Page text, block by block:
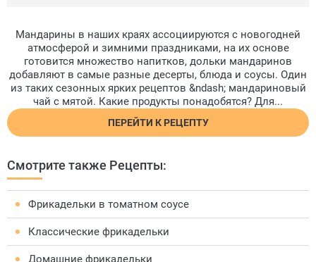
Мандарины в наших краях ассоциируются с новогодней
атмосферой и зимними праздниками, на их основе
готовится множество напитков, дольки мандаринов
добавляют в самые разные десерты, блюда и соусы. Один
из таких сезонных ярких рецептов &ndash; мандариновый
чай с мятой. Какие продукты понадобятся? Для...
ПЕРЕЙТИ К РЕЦЕПТУ
Смотрите также Рецепты:
Фрикадельки в томатном соусе
Классические фрикадельки
Домашние фрикадельки